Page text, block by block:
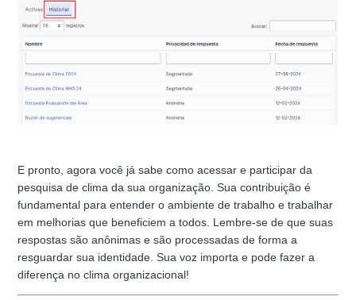
E pronto, agora você já sabe como acessar e participar da
pesquisa de clima da sua organização. Sua contribuição é
fundamental para entender o ambiente de trabalho e trabalhar
em melhorias que beneficiem a todos. Lembre-se de que suas
respostas são anônimas e são processadas de forma a
resguardar sua identidade. Sua voz importa e pode fazer a
diferença no clima organizacional!